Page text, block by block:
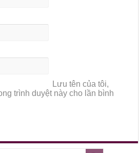
Lưu tên của tôi,
trình duyệt này cho lần bình